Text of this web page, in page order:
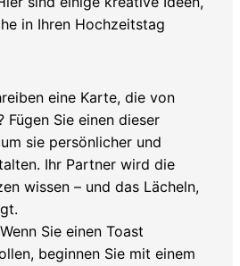
in Ihren Hochzeitstag
eine Karte, die von
Fügen Sie einen dieser
sie persönlicher und
Ihr Partner wird die
wissen – und das Lächeln,
Wenn Sie einen Toast
beginnen Sie mit einem